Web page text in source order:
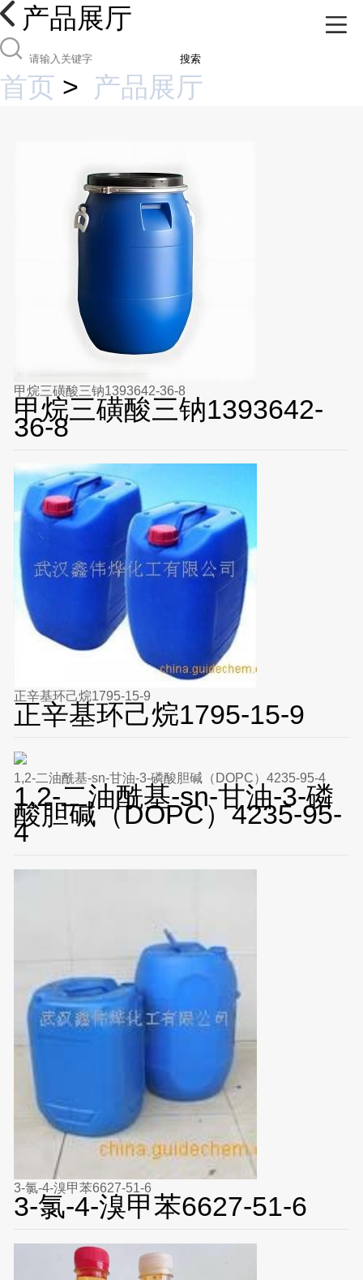
产品展厅
搜索
首页 > 产品展厅
甲烷三磺酸三钠1393642-36-8
甲烷三磺酸三钠1393642-
36-8
正辛基环己烷1795-15-9
正辛基环己烷1795-15-9
1,2-二油酰基-sn-甘油-3-磷酸胆碱（DOPC）4235-95-4
1,2-二油酰基-sn-甘油-3-磷
酸胆碱（DOPC）4235-95-
4
3-氯-4-溴甲苯6627-51-6
3-氯-4-溴甲苯6627-51-6